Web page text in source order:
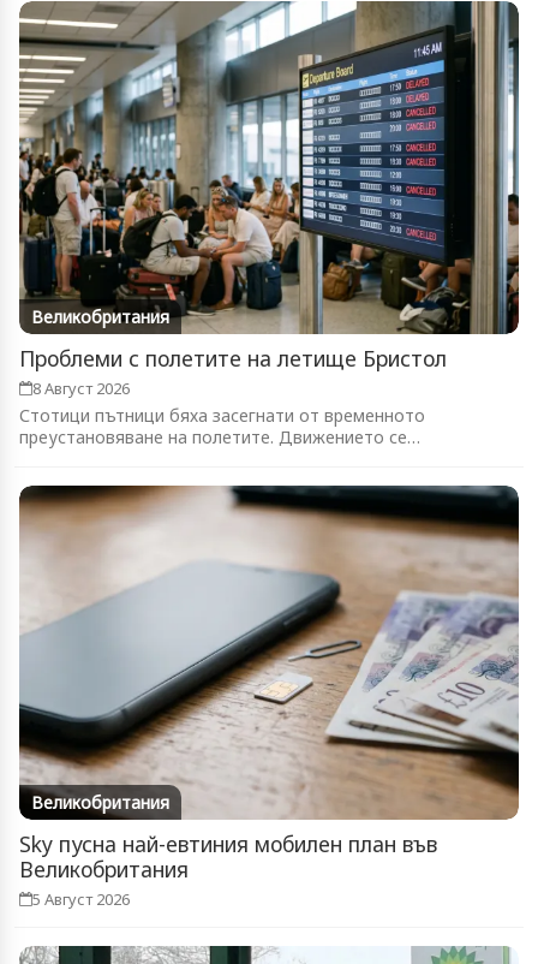
Великобритания
Проблеми с полетите на летище Бристол
8 Август 2026
Стотици пътници бяха засегнати от временното
преустановяване на полетите. Движението се
Великобритания
Sky пусна най-евтиния мобилен план във
Великобритания
5 Август 2026